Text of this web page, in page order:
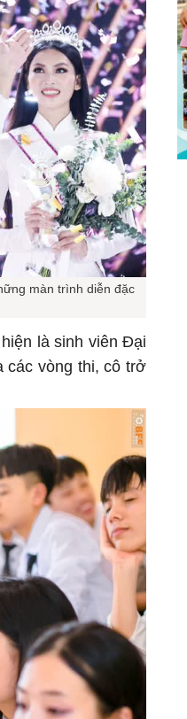
màn trình diễn đặc
là sinh viên Đại
các vòng thi, cô trở